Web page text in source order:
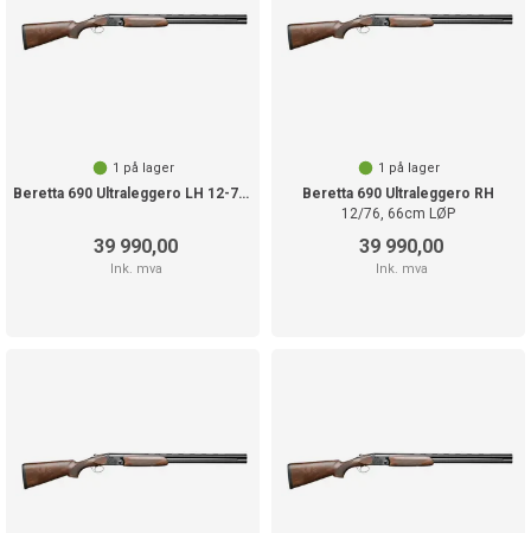
1 på lager
Beretta 690 Ultraleggero LH 12-76 71cm
39 990,00
Ink. mva
1 på lager
Beretta 690 Ultraleggero RH
12/76, 66cm LØP
39 990,00
Ink. mva